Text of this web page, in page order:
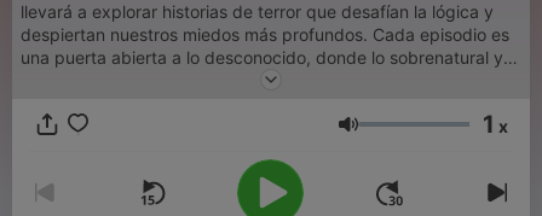
llevará a explorar historias de terror que desafían la lógica y
despiertan nuestros miedos más profundos. Cada episodio es
una puerta abierta a lo desconocido, donde lo sobrenatural y lo
inexplicable se encuentran. Si eres amante de lo inquietante y
lugar. Prepárate para sumergirte en el misterio y la oscuridad.
Conviértete en un supporter de este podcast:
https://www.spreaker.com/podcast/dante-moran-paranormal-
Hangerő 1 x